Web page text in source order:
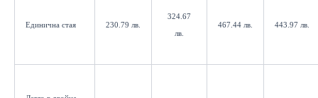
Единична стая 230.79 лв.
324.67
лв.
467.44 лв. 443.97 лв.